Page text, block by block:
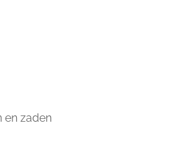
en zaden